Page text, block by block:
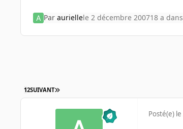
Par auriellele 2 décembre 200718 a dans
12SUIVANT
Posté(e)